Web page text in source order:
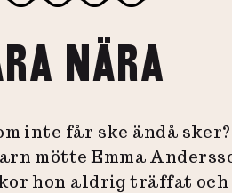
NÄRA
inte får ske ändå
mötte Emma
hon aldrig träffat och